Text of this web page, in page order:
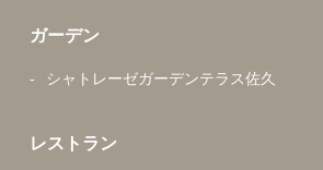
ガーデン
シャトレーゼガーデンテラス佐久
レストラン